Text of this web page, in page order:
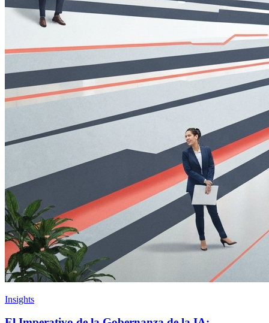
Insights